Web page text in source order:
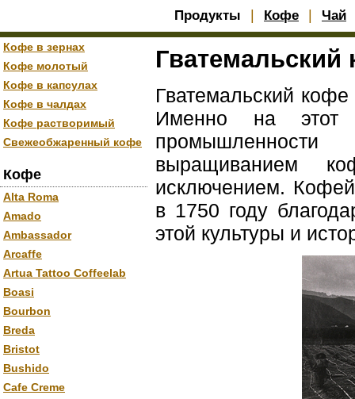
Продукты Кофе Чай
Кофе в зернах
Кофе молотый
Кофе в капсулах
Кофе в чалдах
Кофе растворимый
Свежеобжаренный кофе
Кофе
Alta Roma
Amado
Ambassador
Arcaffe
Artua Tattoo Coffeelab
Boasi
Bourbon
Breda
Bristot
Bushido
Cafe Creme
Гватемальский
Гватемальский
Именно на этот
выращиванием
исключением.
в 1750 году
этой культуры и